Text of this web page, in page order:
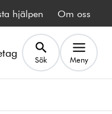
hjälpen Om oss
Sök Meny